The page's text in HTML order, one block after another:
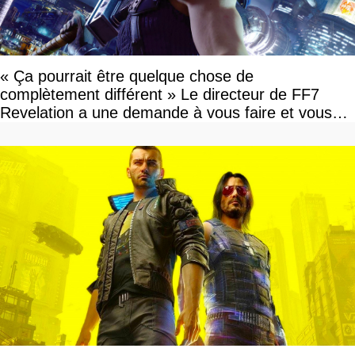
« Ça pourrait être quelque chose de
complètement différent » Le directeur de FF7
Revelation a une demande à vous faire et vous